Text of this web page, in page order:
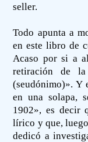
seller.
Todo apunta a
en este libro de
Acaso por si a
retiración de la
(seudónimo)». Y
en una solapa,
1902», es decir
lírico y que,
dedicó a